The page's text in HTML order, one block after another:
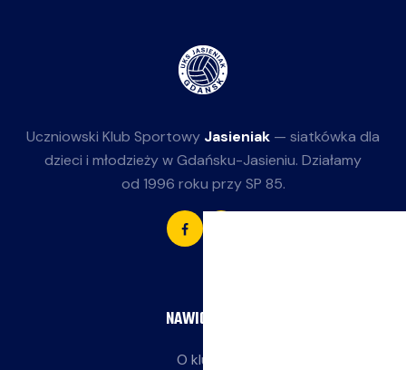
Uczniowski Klub Sportowy Jasieniak — siatkówka dla
dzieci i młodzieży w Gdańsku-Jasieniu. Działamy
od 1996 roku przy SP 85.
NAWIGACJA
O klubie